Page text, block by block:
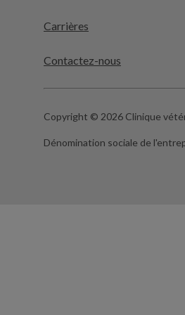
Carrières
Contactez-nous
Copyright © 2026 Clinique
Dénomination sociale de